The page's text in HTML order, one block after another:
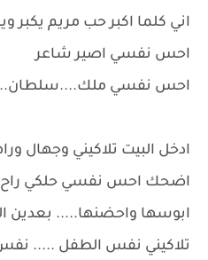
اني كلما اكبر حب مريم يكبر
احس نفسي اصير شاعر
احس نفسي ملك....سلطان....
ادخل البيت تلاكيني وجهال
اضحك احس نفسي حلكي راح
ابوسها واحضنها..... بعدين
تلاكيني نفس الطفل .....